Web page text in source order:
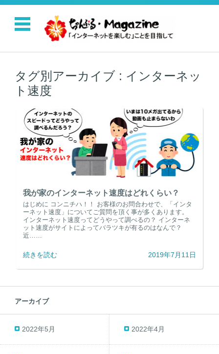
コンテンツに移動
タグ別アーカイブ : インターネッ
ト速度
我が家のインターネット速度はどれくらい？
はじめに コンニチハ！！ お客様のお問合わせで、「インタ
ーネット速度」についてご質問を頂く事が多くあります。
インターネット速度ってどうやって調べるの？ インターネ
ット速度がサイトによってバラツキが有るのはなんで？
近……
続きを読む 2019年7月11日
アーカイブ
2022年5月 2022年4月